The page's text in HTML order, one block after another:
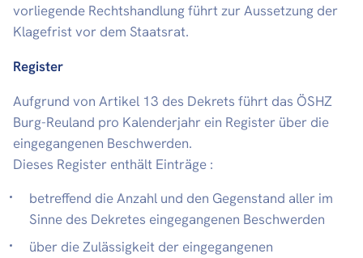
vorliegende Rechtshandlung führt zur Aussetzung der
Klagefrist vor dem Staatsrat.
Register
Aufgrund von Artikel 13 des Dekrets führt das ÖSHZ
Burg-Reuland pro Kalenderjahr ein Register über die
eingegangenen Beschwerden.
Dieses Register enthält Einträge :
betreffend die Anzahl und den Gegenstand aller im
Sinne des Dekretes eingegangenen Beschwerden
über die Zulässigkeit der eingegangenen